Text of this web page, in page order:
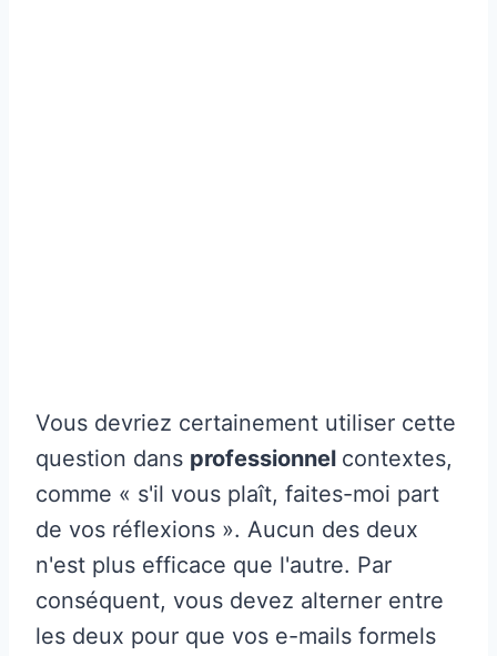
Vous devriez certainement utiliser cette
question dans professionnel contextes,
comme « s'il vous plaît, faites-moi part
de vos réflexions ». Aucun des deux
n'est plus efficace que l'autre. Par
conséquent, vous devez alterner entre
les deux pour que vos e-mails formels